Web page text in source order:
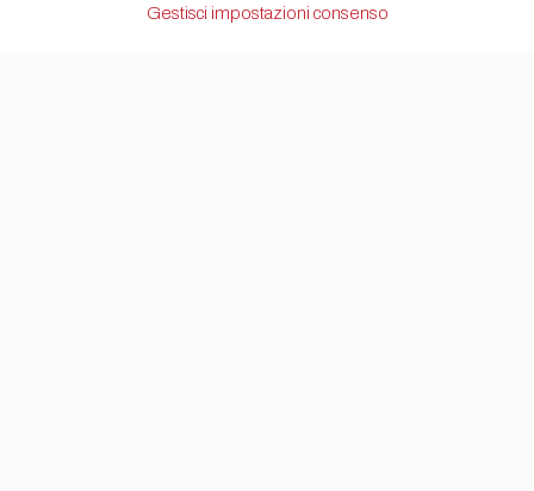
Gestisci impostazioni consenso